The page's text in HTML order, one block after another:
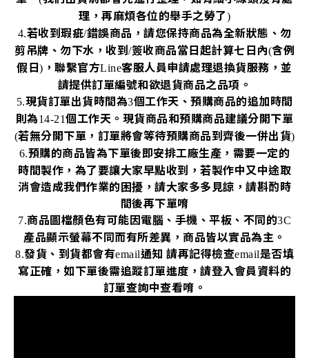
理，再麻煩各位的舉手之勞了)
4.若收到瑕疵/錯誤商品，請您保持商品為全新狀態、勿
剪吊牌、勿下水，收到 /簽收商品當日起計算七日內(含例
假日) ，聯繫官方Line客服人員申請處理退換貨服務，並
請提供訂單編號和欲退貨商品之品項。
5.現貨訂單出貨時間為3個工作天、預購商品的追加時間
則為14-21個工作天。現貨商品和預購商品建議分開下單
(若無分開下單，訂單將會等待預購商品到齊後一併出貨)
6.預購的商品皆為下單後即安排工廠生產，需要一定的
時間製作，為了要讓大家早點收到，若製作中又中途取
消會造成我們作業的困擾，請大家多多見諒，請斟酌時
間後再下單唷
7.商品圖檔顏色有可能因電腦、手機、平板、不同的3C
產品顯示螢幕不同而有所差異，商品皆以實品為主。
8.發貨、到貨都會有email通知 請再記得檢查email是否填
寫正確，如下單後需追蹤訂單進度，請登入會員資料的
訂單查詢中查看唷。